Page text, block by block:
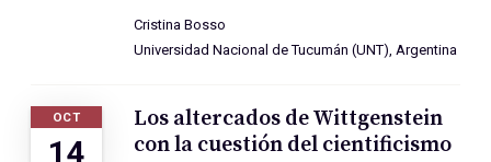
Cristina Bosso
Universidad Nacional de Tucumán (UNT), Argentina
OCT
14
Los altercados de Wittgenstein
con la cuestión del cientificismo